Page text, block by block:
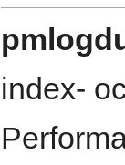
index-